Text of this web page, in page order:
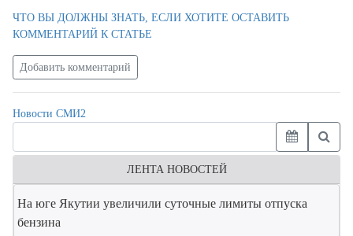
ЧТО ВЫ ДОЛЖНЫ ЗНАТЬ, ЕСЛИ ХОТИТЕ ОСТАВИТЬ
КОММЕНТАРИЙ К СТАТЬЕ
Добавить комментарий
Новости СМИ2
ЛЕНТА НОВОСТЕЙ
На юге Якутии увеличили суточные лимиты отпуска
бензина